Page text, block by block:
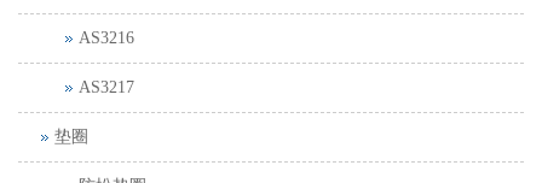
AS3216
AS3217
垫圈